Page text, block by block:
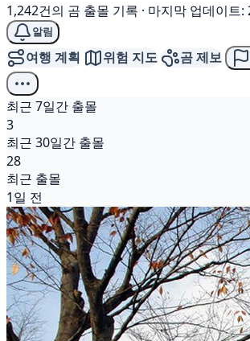
1,242건의 곰 출몰 기록 · 마지막 업데이트:
알림
여행 계획 위험 지도 곰 제보
최근 7일간 출몰
3
최근 30일간 출몰
28
최근 출몰
1일 전